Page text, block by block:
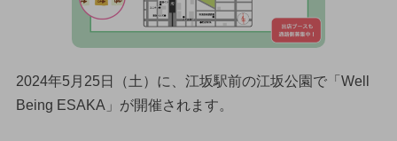
2024年5月25日（土）に、江坂駅前の江坂公園で「Well
Being ESAKA」が開催されます。